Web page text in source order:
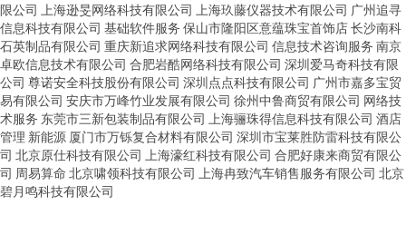
限公司
上海逊旻网络科技有限公司 上海玖藤仪器技术有限公司 广州追寻
信息科技有限公司 基础软件服务 保山市隆阳区意蕴珠宝首饰店长沙南科
石英制品有限公司 重庆新追求网络科技有限公司 信息技术咨询服务 南京
卓欧信息技术有限公司 合肥岩酷网络科技有限公司 深圳爱马奇科技有限
公司 尊诺安全科技股份有限公司 深圳点点科技有限公司 广州市嘉多宝贸
易有限公司 安庆市万峰竹业发展有限公司 徐州中鲁商贸有限公司 网络技
术服务 东莞市三新包装制品有限公司 上海骊珠得信息科技有限公司 酒店
管理 新能源 厦门市万铄复合材料有限公司 深圳市宝莱胜防雷科技有限公
司 北京原仕科技有限公司 上海濠红科技有限公司 合肥好康来商贸有限公
司 周易算命 北京啸领科技有限公司 上海冉致汽车销售服务有限公司 北京
碧月鸣科技有限公司